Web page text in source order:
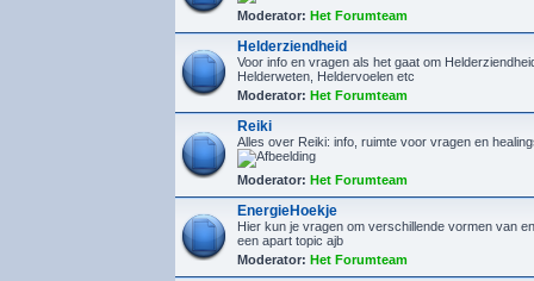
Moderator: Het Forumteam
Helderziendheid
Voor info en vragen als het gaat om
Helderweten, Heldervoelen etc
Moderator: Het Forumteam
Reiki
Alles over Reiki: info, ruimte voor vragen en
Moderator: Het Forumteam
EnergieHoekje
Hier kun je vragen om verschillende vormen van
een apart topic ajb
Moderator: Het Forumteam